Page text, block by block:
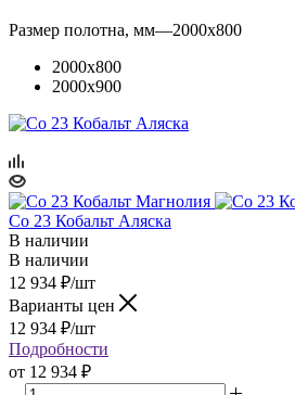
Размер полотна, мм—2000x800
2000x800
2000x900
Co 23 Кобальт Аляска
В наличии
В наличии
12 934 ₽/шт
Варианты цен
12 934 ₽/шт
Подробности
от 12 934 ₽